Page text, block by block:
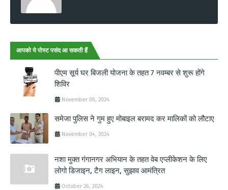
आपको ये पोस्ट पसंद आ सकती हैं
पीएम सूर्य घर बिजली योजना के तहत 7 नवम्बर से शुरू होंगे
शिविर
November 06, 2024
समेजा पुलिस ने गुम हुए मोबाइल बरामद कर मालिकों को लौटाए
November 04, 2024
नशा मुक्त गंगानगर अभियान के तहत वेब एप्लीकेशन के लिए
लोगो डिजाइन, टैग लाइन, सुझाव आमंत्रित
October 26, 2024